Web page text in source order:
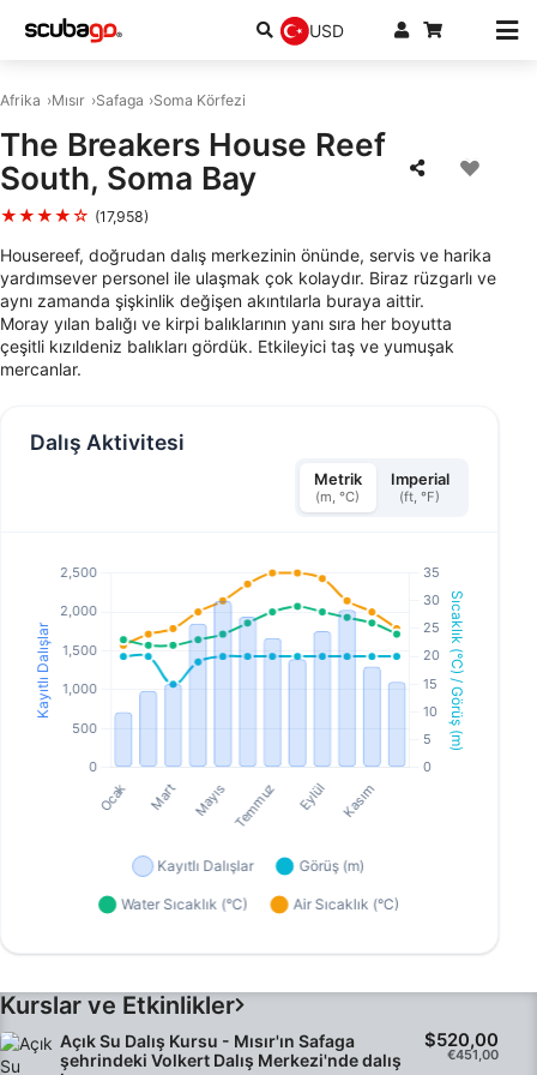
USD
Afrika Mısır Safaga Soma Körfezi
The Breakers House Reef
South, Soma Bay
★★★★☆ (17,958)
Housereef, doğrudan dalış merkezinin önünde, servis ve harika
yardımsever personel ile ulaşmak çok kolaydır. Biraz rüzgarlı ve
aynı zamanda şişkinlik değişen akıntılarla buraya aittir.
Moray yılan balığı ve kirpi balıklarının yanı sıra her boyutta
çeşitli kızıldeniz balıkları gördük. Etkileyici taş ve yumuşak
mercanlar.
Dalış Aktivitesi
Metrik
(m, °C)
Imperial
(ft, °F)
Kurslar ve Etkinlikler
Açık Su Dalış Kursu - Mısır'ın Safaga
şehrindeki Volkert Dalış Merkezi'nde dalış
$520,00
€451,00